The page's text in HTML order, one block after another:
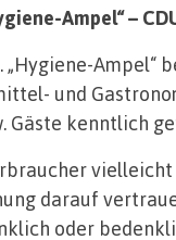
Ampel“ –
Ampel“
und
Gäste kenntlich
darauf
oder